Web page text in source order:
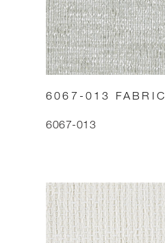
6067-013 FABRIC
6067-013